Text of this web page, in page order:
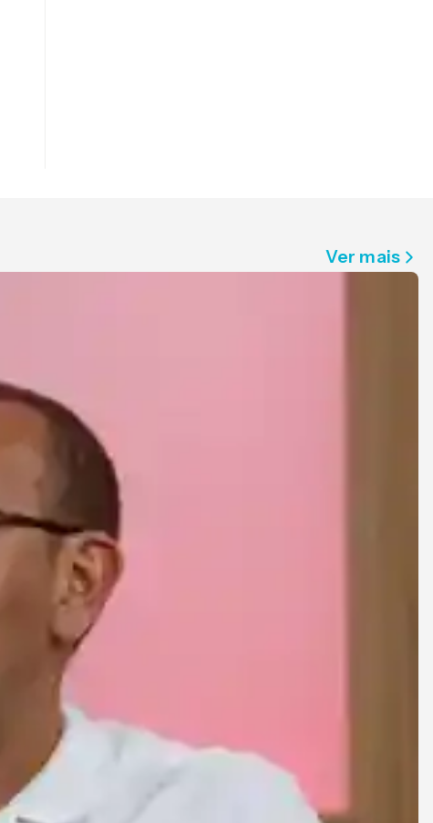
Ver mais